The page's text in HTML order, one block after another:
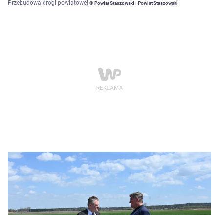
Przebudowa drogi powiatowej © Powiat Staszowski | Powiat Staszowski